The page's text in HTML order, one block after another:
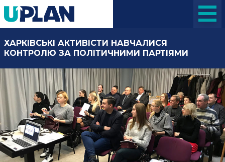
ХАРКІВСЬКІ АКТИВІСТИ НАВЧАЛИСЯ
КОНТРОЛЮ ЗА ПОЛІТИЧНИМИ ПАРТІЯМИ